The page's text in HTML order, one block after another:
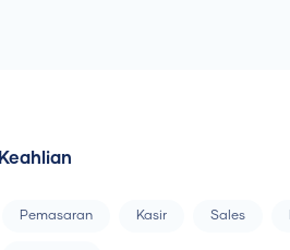
Keahlian
Pemasaran Kasir Sales